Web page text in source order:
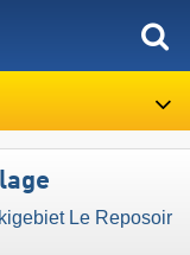
Le Reposoir